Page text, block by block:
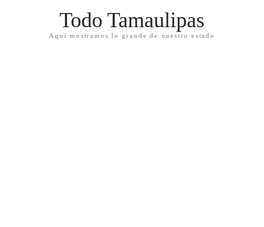
Todo Tamaulipas
Aquí mostramos lo grande de nuestro estado